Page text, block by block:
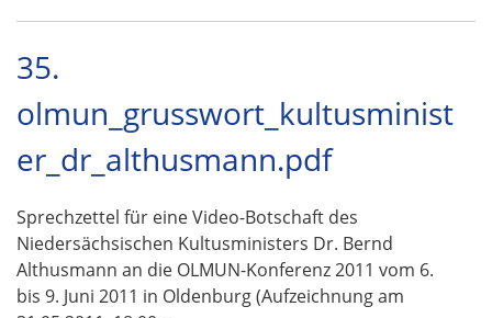
35.
olmun_grusswort_kultusminist
er_dr_althusmann.pdf
Sprechzettel für eine Video-Botschaft des
Niedersächsischen Kultusministers Dr. Bernd
Althusmann an die OLMUN-Konferenz 2011 vom 6.
bis 9. Juni 2011 in Oldenburg (Aufzeichnung am